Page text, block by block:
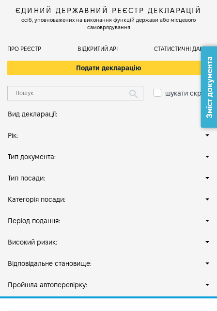
ЄДИНИЙ ДЕРЖАВНИЙ РЕЄСТР ДЕКЛАРАЦІЙ
осіб, уповноважених на виконання функцій держави або місцевого
самоврядування
ПРО РЕЄСТР ВІДКРИТИЙ АРІ СТАТИСТИЧНІ ДАНІ
Подати декларацію
шукати скрізь
Вид декларації:
Рік:
Тип документа:
Тип посади:
Категорія посади:
Період подання:
Високий ризик:
Відповідальне становище:
Пройшла автоперевірку:
Зміст документа